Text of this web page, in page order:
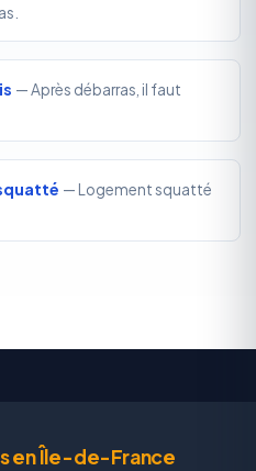
— Après débarras, il faut
— Logement squatté
en Île-de-France